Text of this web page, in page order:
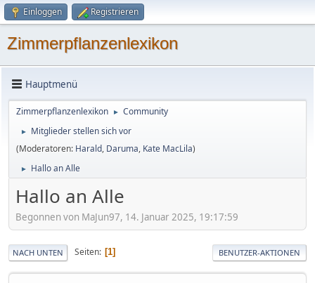
Einloggen Registrieren
Zimmerpflanzenlexikon
Hauptmenü
Zimmerpflanzenlexikon ► Community
►
Mitglieder stellen sich vor
(Moderatoren: Harald, Daruma, Kate MacLila)
► Hallo an Alle
Hallo an Alle
Begonnen von MaJun97, 14. Januar 2025, 19:17:59
NACH UNTEN Seiten 1 BENUTZER-AKTIONEN